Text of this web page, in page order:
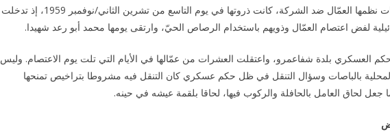
سلسلة اعتصامات واحتجاجات نظمها العمّال ضد الشركة، كانت ذروتها في يوم التاسع من تشرين الثاني/نوفمبر 1959، إذ تدخلت
لفض اعتصام العمّال وذويهم باستخدام الرصاص الحيّ، وارتقى يومها محمد أبو رعد شهيدا.
العسكري بلدة شفاعمرو، واعتقلت العشرات من عمّالها في الأيام التي تلت يوم الاعتصام. وليس
بالباصات وسؤال التنقل في ظل حكم عسكري كان التنقل فيه مشروطا بتراخيص تمنحها
لحاق العامل بالحافلة والركوب فيها، لحاقا بلقمة عيشه في حينه.